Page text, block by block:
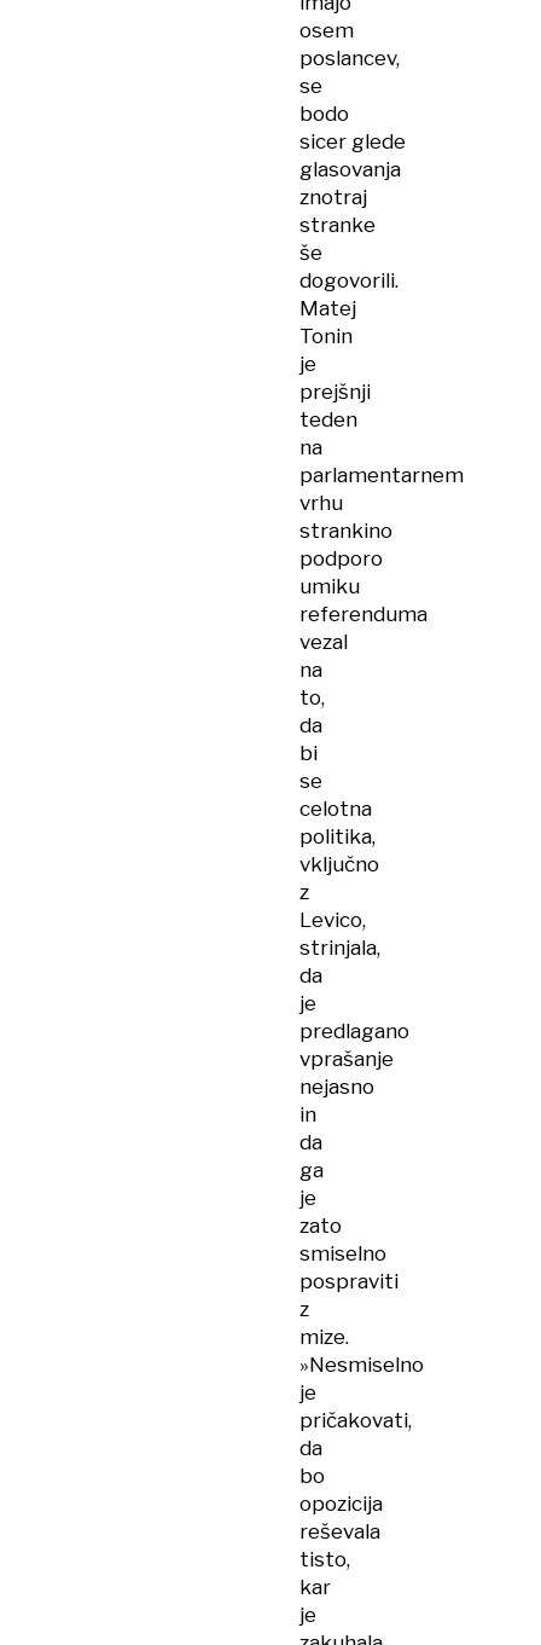
osem
poslancev,
se
bodo
sicer glede
glasovanja
znotraj
stranke
še
dogovorili.
Matej
Tonin
je
prejšnji
teden
na
parlamentarnem
vrhu
strankino
podporo
umiku
referenduma
vezal
na
to,
da
bi
se
celotna
politika,
vključno
z
Levico,
strinjala,
da
je
predlagano
vprašanje
nejasno
in
da
ga
je
zato
smiselno
pospraviti
z
mize.
»Nesmiselno
je
pričakovati,
da
bo
opozicija
reševala
tisto,
kar
je